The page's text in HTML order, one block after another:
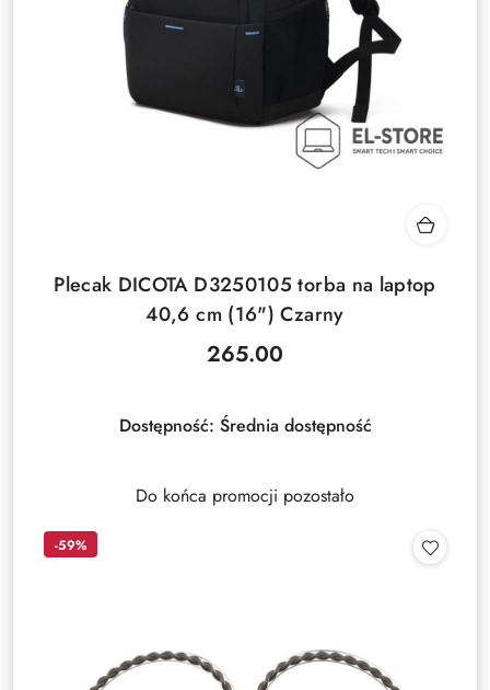
Plecak DICOTA D3250105 torba na laptop
40,6 cm (16") Czarny
Cena:
265.00
Dostępność: Średnia dostępność
Do końca promocji pozostało
-59%